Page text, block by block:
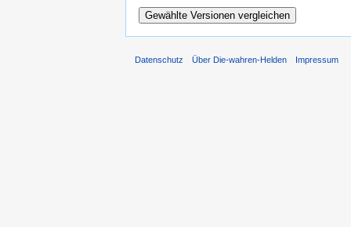
Datenschutz Über Die-wahren-Helden Impressum